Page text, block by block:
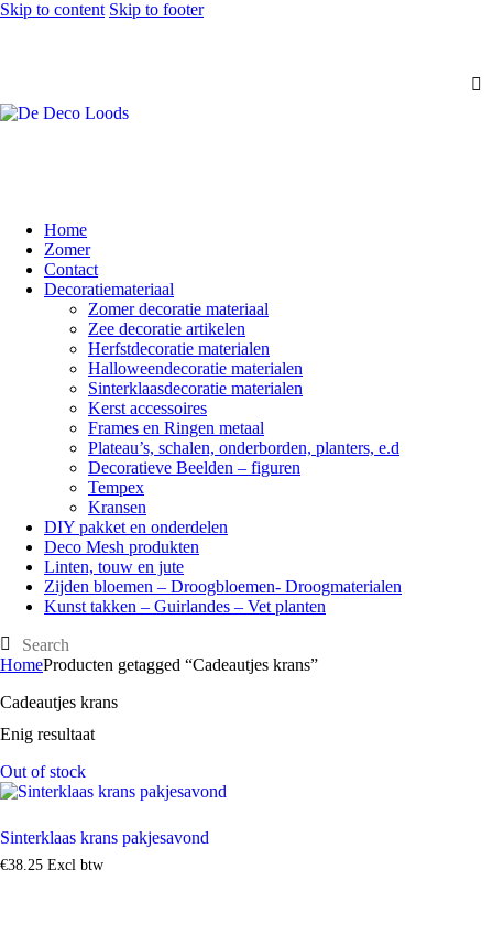
Skip to content Skip to footer
Home
Zomer
Contact
Decoratiemateriaal
Zomer decoratie materiaal
Zee decoratie artikelen
Herfstdecoratie materialen
Halloweendecoratie materialen
Sinterklaasdecoratie materialen
Kerst accessoires
Frames en Ringen metaal
Plateau’s, schalen, onderborden, planters, e.d
Decoratieve Beelden – figuren
Tempex
Kransen
DIY pakket en onderdelen
Deco Mesh produkten
Linten, touw en jute
Zijden bloemen – Droogbloemen- Droogmaterialen
Kunst takken – Guirlandes – Vet planten
HomeProducten getagged “Cadeautjes krans”
Cadeautjes krans
Enig resultaat
Out of stock
Sinterklaas krans pakjesavond
€38.25 Excl btw